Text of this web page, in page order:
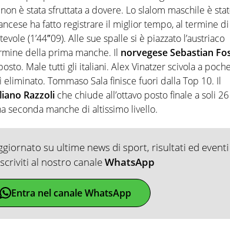
è stata sfruttata a dovere. Lo slalom maschile è
ha fatto registrare il miglior tempo, al termine
(1’44″09). Alle sue spalle si è piazzato l’austriaco
della prima manche. Il norvegese Sebastian
Male tutti gli italiani. Alex Vinatzer scivola a poche
Tommaso Sala finisce fuori dalla Top 10. Il
Razzoli che chiude all’ottavo posto finale a soli 26
seconda manche di altissimo livello.
su ultime news di sport, risultati ed eventi
al nostro canaleWhatsApp
Entra nel canale WhatsApp